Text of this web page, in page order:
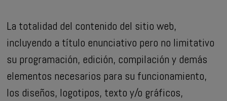
La totalidad del contenido del sitio web,
incluyendo a título enunciativo pero no limitativo
su programación, edición, compilación y demás
elementos necesarios para su funcionamiento,
los diseños, logotipos, texto y/o gráficos,